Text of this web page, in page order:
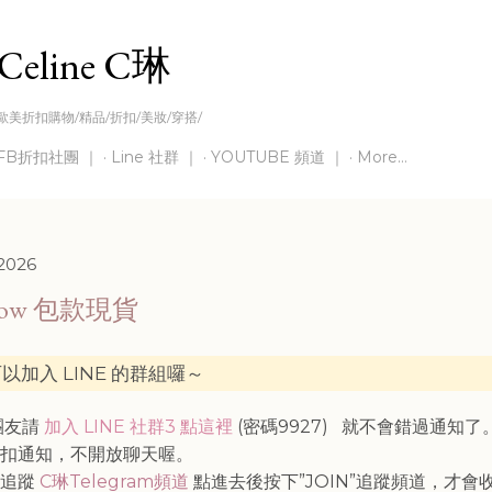
C琳
美折扣購物/精品/折扣/美妝/穿搭/
折扣社團 ｜ Line 社群 ｜ YOUTUBE 頻道 ｜ More…
包款現貨
加入 LINE 的群組囉～
友請 加入 LINE 社群3 點這裡 (密碼9927)
就不會錯過通知了
通知，不開放聊天喔。
蹤 C琳Telegram頻道 點進去後按下”JOIN”追蹤頻道，才會